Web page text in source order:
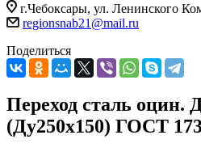
г.Чебоксары, ул. Ленинского
regionsnab21@mail.ru
Поделиться
Переход сталь оцин.
(Ду250х150) ГОСТ